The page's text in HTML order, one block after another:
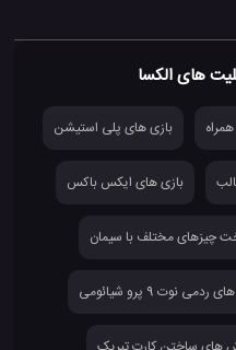
های الکسا
بازی های پلی استیشن
بازی های ایکس باکس
چیزهای مختلف با سیمان
نوت 9 پرو شیائومی